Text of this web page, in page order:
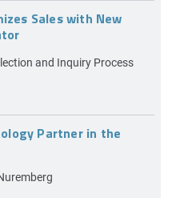
Sales with New
and Inquiry Process
Partner in the